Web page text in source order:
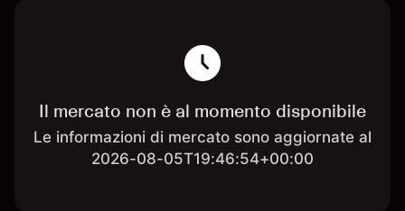
Il mercato non è al momento disponibile
Le informazioni di mercato sono aggiornate al
2026-08-05T19:46:54+00:00